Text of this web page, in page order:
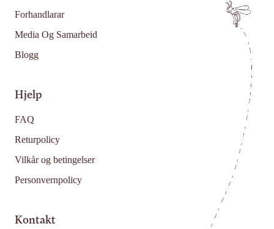
Forhandlarar
Media Og Samarbeid
Blogg
Hjelp
FAQ
Returpolicy
Vilkår og betingelser
Personvernpolicy
Kontakt